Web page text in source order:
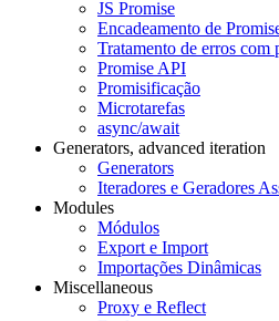
JS Promise
Encadeamento de
Tratamento de erros com
Promise API
Promisificação
Microtarefas
async/await
Generators, advanced iteration
Generators
Iteradores e Geradores
Modules
Módulos
Export e Import
Importações Dinâmicas
Miscellaneous
Proxy e Reflect